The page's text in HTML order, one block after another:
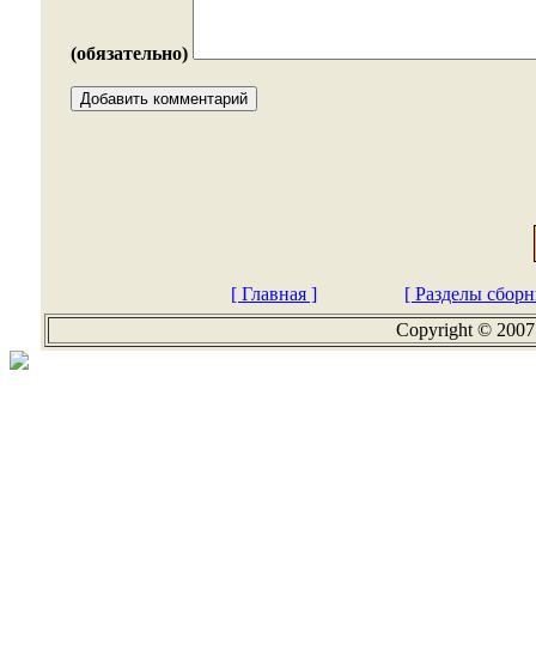
(обязательно)
[ Главная ]
[ Разделы
Copyright ©